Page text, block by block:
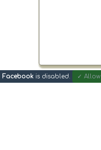
Facebook is disabled. ✓ Allow